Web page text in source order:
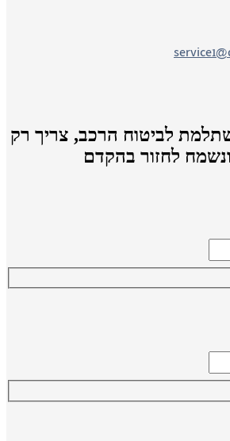
לביטוח הרכב,צריך רק
לחזור בהקדם